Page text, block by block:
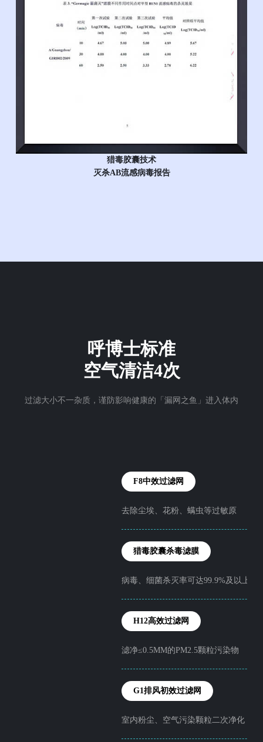
猎毒胶囊技术
灭杀AB流感病毒报告
呼博士标准
空气清洁4次
过滤大小不一杂质，谨防影响健康的「漏网之鱼」进入体内
F8中效过滤网
去除尘埃、花粉、螨虫等过敏原
猎毒胶囊杀毒滤膜
病毒、细菌杀灭率可达99.9%及以上
H12高效过滤网
滤净≤0.5MM的PM2.5颗粒污染物
G1排风初效过滤网
室内粉尘、空气污染颗粒二次净化